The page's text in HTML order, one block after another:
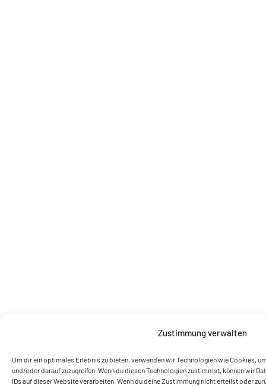
Zustimmung verwalten
Um dir ein optimales Erlebnis zu bieten, verwenden wir Technologien wie Cookies,
und/oder darauf zuzugreifen. Wenn du diesen Technologien zustimmst, können wir
IDs auf dieser Website verarbeiten. Wenn du deine Zustimmung nicht erteilst oder